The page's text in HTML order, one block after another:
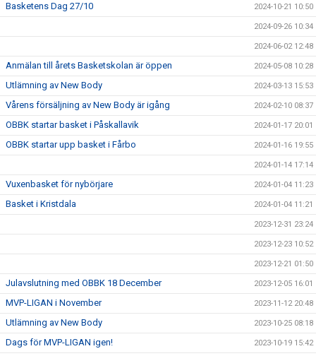
Basketens Dag 27/10 2024-10-21 10:50
2024-09-26 10:34
2024-06-02 12:48
Anmälan till årets Basketskolan är öppen 2024-05-08 10:28
Utlämning av New Body 2024-03-13 15:53
Vårens försäljning av New Body är igång 2024-02-10 08:37
OBBK startar basket i Påskallavik 2024-01-17 20:01
OBBK startar upp basket i Fårbo 2024-01-16 19:55
2024-01-14 17:14
Vuxenbasket för nybörjare 2024-01-04 11:23
Basket i Kristdala 2024-01-04 11:21
2023-12-31 23:24
2023-12-23 10:52
2023-12-21 01:50
Julavslutning med OBBK 18 December 2023-12-05 16:01
MVP-LIGAN i November 2023-11-12 20:48
Utlämning av New Body 2023-10-25 08:18
Dags för MVP-LIGAN igen! 2023-10-19 15:42